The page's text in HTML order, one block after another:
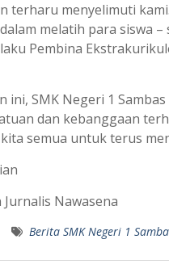
terharu menyelimuti
melatih para siswa
Pembina
ini, SMK Negeri 1
dan kebanggaan
semua untuk terus
Nawasena
Berita SMK Negeri 1